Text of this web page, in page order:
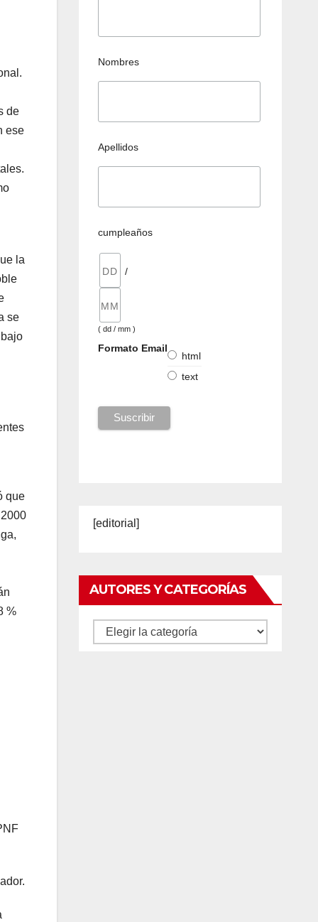
de
ese
la
se
que
%
Nombres
Apellidos
cumpleaños
/
( dd / mm )
Formato Email
html
text
[editorial]
AUTORES Y CATEGORÍAS
Autores